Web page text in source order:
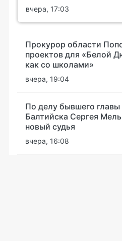
вчера, 17:03
Прокурор области
проектов для «Белой
как со школами»
вчера, 19:04
По делу бывшего
Балтийска Сергея
новый судья
вчера, 16:08